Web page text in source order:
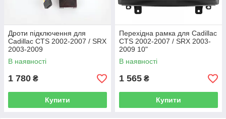
Дроти підключення для
Cadillac CTS 2002-2007 / SRX
2003-2009
В наявності
1 780 ₴
Купити
Перехідна рамка для Cadillac
CTS 2002-2007 / SRX 2003-
2009 10"
В наявності
1 565 ₴
Купити